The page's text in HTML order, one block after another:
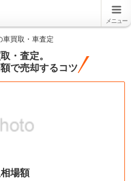
メニュー
車買取・車査定
・査定。
で売却するコツ
場額